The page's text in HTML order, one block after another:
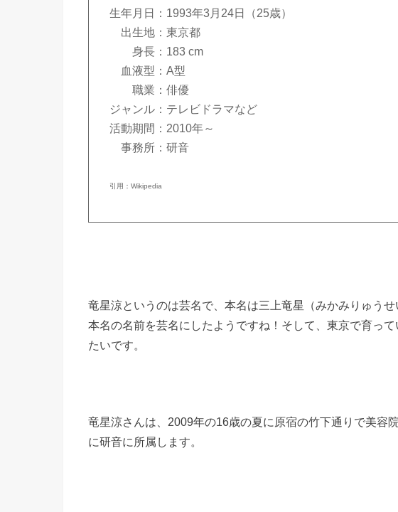
生年月日：1993年3月24日（25歳）
出生地：東京都
身長：183 cm
血液型：A型
職業：俳優
ジャンル：テレビドラマなど
活動期間：2010年～
事務所：研音
引用：Wikipedia
竜星涼というのは芸名で、本名は三上竜星（みかみりゅうせ
本名の名前を芸名にしたようですね！そして、東京で育っ
たいです。
竜星涼さんは、2009年の16歳の夏に原宿の竹下通りで美容
に研音に所属します。